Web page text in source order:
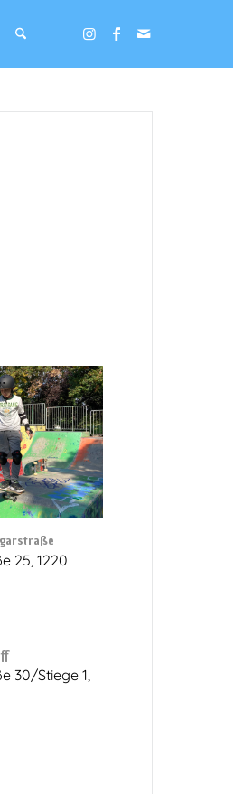
25, 1220
30/Stiege 1,